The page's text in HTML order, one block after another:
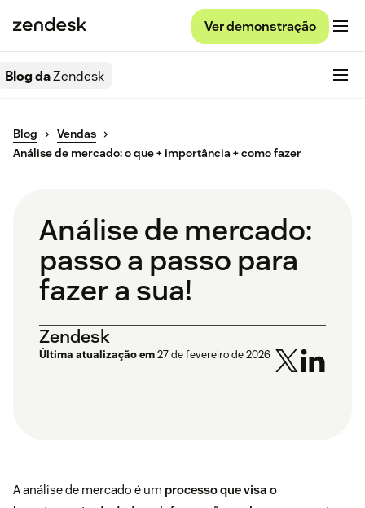
Ver demonstração
Blog daZendesk
Blog
Vendas
Análise de mercado: o que + importância + como fazer
Análise de mercado:
passo a passo para
fazer a sua!
Zendesk
Última atualização em27 de fevereiro de 2026
A análise de mercado é um processo que visa o